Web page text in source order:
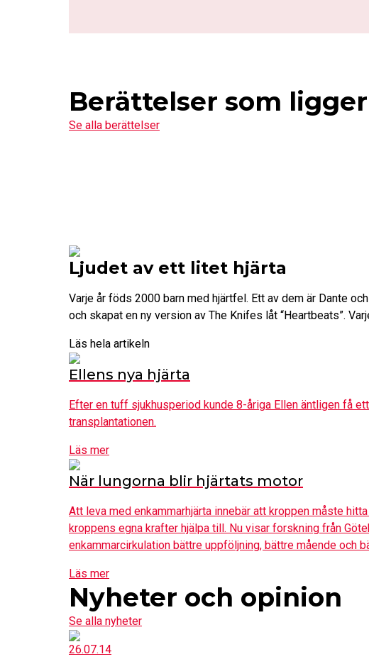
Berättelser som
Se alla berättelser
Ljudet av ett litet hjärta
Varje år föds 2000 barn med hjärtfel. Ett av dem är Dante
och skapat en ny version av The Knifes låt “Heartbeats”.
Läs hela artikeln
Ellens nya hjärta
Efter en tuff sjukhusperiod kunde 8-åriga Ellen äntligen få
transplantationen.
Läs mer
När lungorna blir hjärtats motor
Att leva med enkammarhjärta innebär att kroppen måste
kroppens egna krafter hjälpa till. Nu visar forskning från
enkammarcirkulation bättre uppföljning, bättre mående och
Läs mer
Nyheter och opinion
Se alla nyheter
26.07.14